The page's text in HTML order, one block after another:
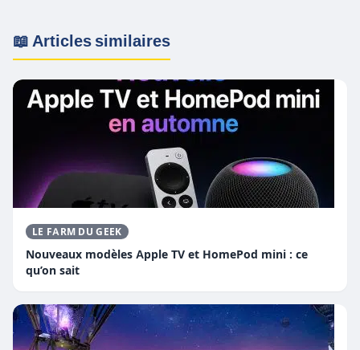
📖 Articles similaires
LE FARM DU GEEK
Nouveaux modèles Apple TV et HomePod mini : ce
qu’on sait